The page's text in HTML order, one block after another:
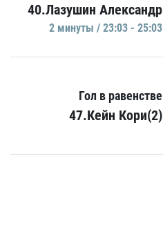
40.Лазушин Александр
2 минуты / 23:03 - 25:03
Гол в равенстве
47.Кейн Кори(2)